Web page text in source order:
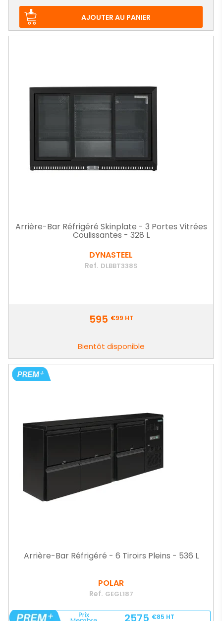
AJOUTER AU PANIER
Arrière-Bar Réfrigéré Skinplate - 3 Portes Vitrées
Coulissantes - 328 L
DYNASTEEL
Ref. DLBBT338S
595 €99 HT
Bientôt disponible
Arrière-Bar Réfrigéré - 6 Tiroirs Pleins - 536 L
POLAR
Ref. GEGL187
2575 €85 HT